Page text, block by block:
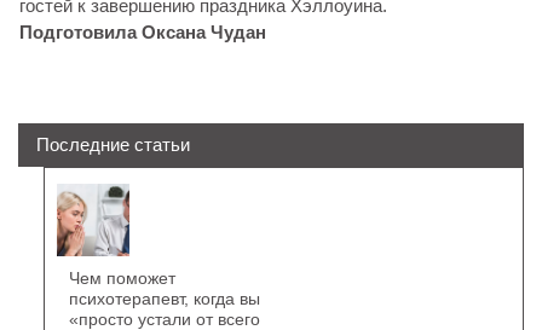
гостей к завершению праздника Хэллоуина.
Подготовила Оксана Чудан
Последние статьи
Чем поможет
психотерапевт, когда вы
«просто устали от всего